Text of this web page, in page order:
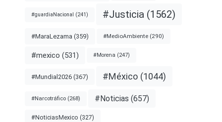
#guardiaNacional (241) #Justicia (1562)
#MaraLezama (359) #MedioAmbiente (290)
#mexico (531) #Morena (247)
#Mundial2026 (367) #México (1044)
#Narcotráfico (268) #Noticias (657)
#NoticiasMexico (327)